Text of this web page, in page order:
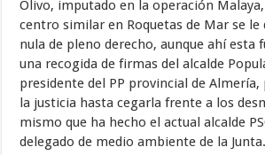
Olivo, imputado en la operación
centro similar en Roquetas de Mar se le
nula de pleno derecho, aunque ahí esta
una recogida de firmas del alcalde
presidente del PP provincial de
la justicia hasta cegarla frente a los
mismo que ha hecho el actual alcalde
delegado de medio ambiente de la